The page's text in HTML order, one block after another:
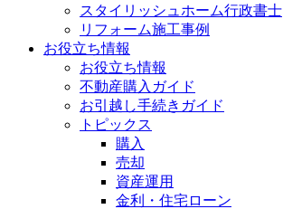
スタイリッシュホーム行政書士
リフォーム施工事例
お役立ち情報
お役立ち情報
不動産購入ガイド
お引越し手続きガイド
トピックス
購入
売却
資産運用
金利・住宅ローン